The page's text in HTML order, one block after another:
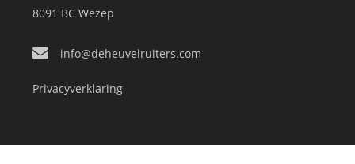
8091 BC Wezep
info@deheuvelruiters.com
Privacyverklaring